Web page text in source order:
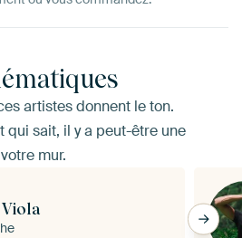
artistes donnent le ton.
qui sait, il y a peut-être une
mur.